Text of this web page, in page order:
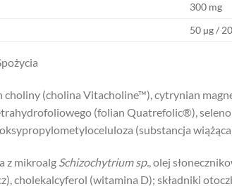
300 mg
50 µg /
choliny (cholina Vitacholine™), cytrynian
(folian Quatrefolic®),
(substancja
z mikroalg Schizochytrium sp., olej
cholekalcyferol (witamina D); składniki